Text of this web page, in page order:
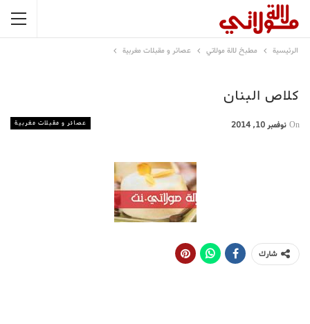
الرئيسية مطبخ لالة مولاتي عصائر و مقبلات مغربية
كلاص البنان
عصائر و مقبلات مغربية On نوفمبر 10, 2014
شارك